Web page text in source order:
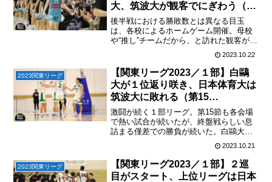
大、筑波大が観客でにぎわう（第
16節/2023.10.21）
後半戦における勝敗数とは異なる目玉
は、各校によるホームゲーム開催。母校
や“推し”チームだから、と訪れた観客が会
場を盛り上げる。16、17節は白鷗大と筑
波大がホームゲーム開催となった。中央
大は追い上げる明治大を最後にかわす８
位中央大は、後半に...
2023.10.22
2023関東リーグ
【関東リーグ2023／１部】白鷗
大が１位返り咲き、日本体育大は
筑波大に敗れる（第15
節/2023.10.15）
激闘が続く１部リーグ。第15節も各会場
で熱い試合が続いたが、終盤戦らしい息
詰まる僅差での勝負が続いた。白鷗大会
場の３試合は、上位リーグの２試合は最
後の１秒までわからない激しい展開とな
り、専修大と白鷗大が激闘を制した。明
治大は神奈川大に勝って...
2023.10.21
2023関東リーグ
【関東リーグ2023／１部】２巡
目がスタート、上位リーグは日本